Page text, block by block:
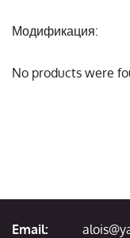
Модификация:
No products were
Email: